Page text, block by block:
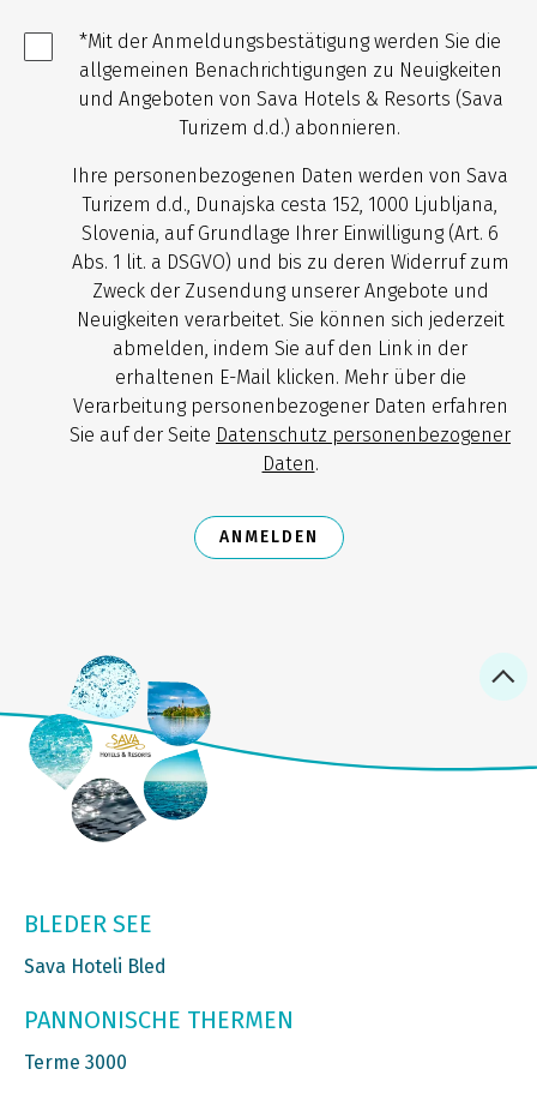
*Mit der Anmeldungsbestätigung werden Sie die
allgemeinen Benachrichtigungen zu Neuigkeiten
und Angeboten von Sava Hotels & Resorts (Sava
Turizem d.d.) abonnieren.
Ihre personenbezogenen Daten werden von Sava
Turizem d.d., Dunajska cesta 152, 1000 Ljubljana,
Slovenia, auf Grundlage Ihrer Einwilligung (Art. 6
Abs. 1 lit. a DSGVO) und bis zu deren Widerruf zum
Zweck der Zusendung unserer Angebote und
Neuigkeiten verarbeitet. Sie können sich jederzeit
abmelden, indem Sie auf den Link in der
erhaltenen E-Mail klicken. Mehr über die
Verarbeitung personenbezogener Daten erfahren
Sie auf der Seite Datenschutz personenbezogener
Daten.
ANMELDEN
BLEDER SEE
Sava Hoteli Bled
PANNONISCHE THERMEN
Terme 3000